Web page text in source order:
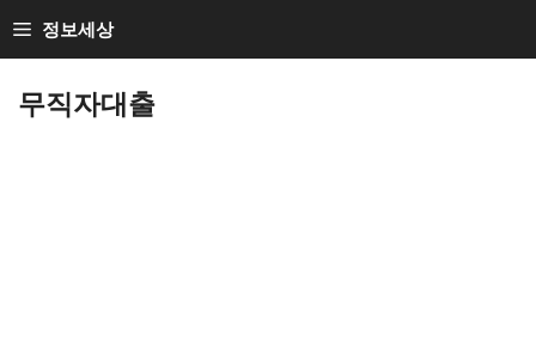
to
정보세상
무직자대출